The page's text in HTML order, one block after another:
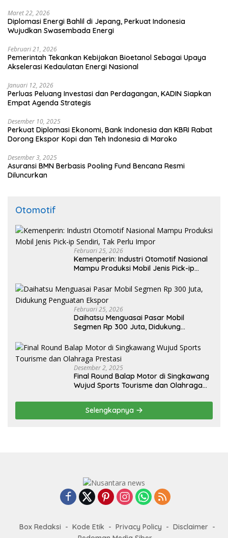
Maret 22, 2026
Diplomasi Energi Bahlil di Jepang, Perkuat Indonesia
Wujudkan Swasembada Energi
Februari 21, 2026
Pemerintah Tekankan Kebijakan Bioetanol Sebagai Upaya
Akselerasi Kedaulatan Energi Nasional
Januari 12, 2026
Perluas Peluang Investasi dan Perdagangan, KADIN Siapkan
Empat Agenda Strategis
Desember 10, 2025
Perkuat Diplomasi Ekonomi, Bank Indonesia dan KBRI Rabat
Dorong Ekspor Kopi dan Teh Indonesia di Maroko
Desember 3, 2025
Asuransi BMN Berbasis Pooling Fund Bencana Resmi
Diluncurkan
Otomotif
Februari 25, 2026
Kemenperin: Industri Otomotif Nasional
Mampu Produksi Mobil Jenis Pick-ip
Februari 25, 2026
Daihatsu Menguasai Pasar Mobil
Segmen Rp 300 Juta, Didukung
Desember 2, 2025
Final Round Balap Motor di Singkawang
Wujud Sports Tourisme dan Olahraga
Selengkapnya
Box Redaksi Kode Etik Privacy Policy
Disclaimer